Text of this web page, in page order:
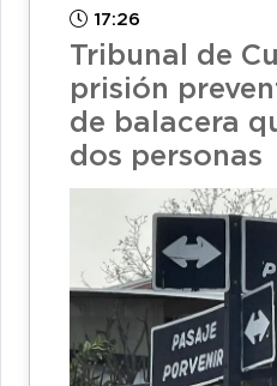
17:26
Tribunal de
prisión
de balacera
dos personas